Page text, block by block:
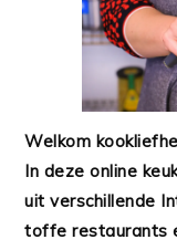
Welkom
In deze online
uit verschillende
toffe restaurants